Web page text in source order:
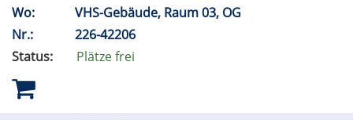
Wo:
VHS-Gebäude, Raum 03, OG
Nr.:
226-42206
Status:
Plätze frei